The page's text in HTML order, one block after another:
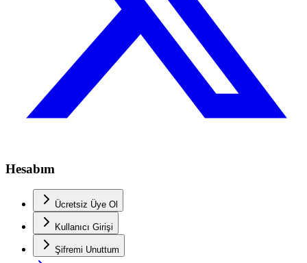
Hesabım
Ücretsiz Üye Ol
Kullanıcı Girişi
Şifremi Unuttum